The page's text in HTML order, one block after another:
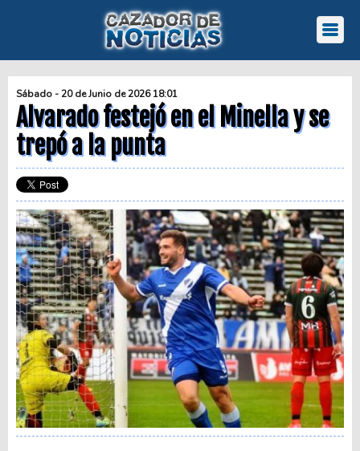
Sábado - 20 de Junio de 2026 18:01
Alvarado festejó en el Minella y se
trepó a la punta